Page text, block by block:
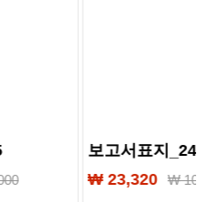
보고서표지_24
₩ 23,320
₩ 1000